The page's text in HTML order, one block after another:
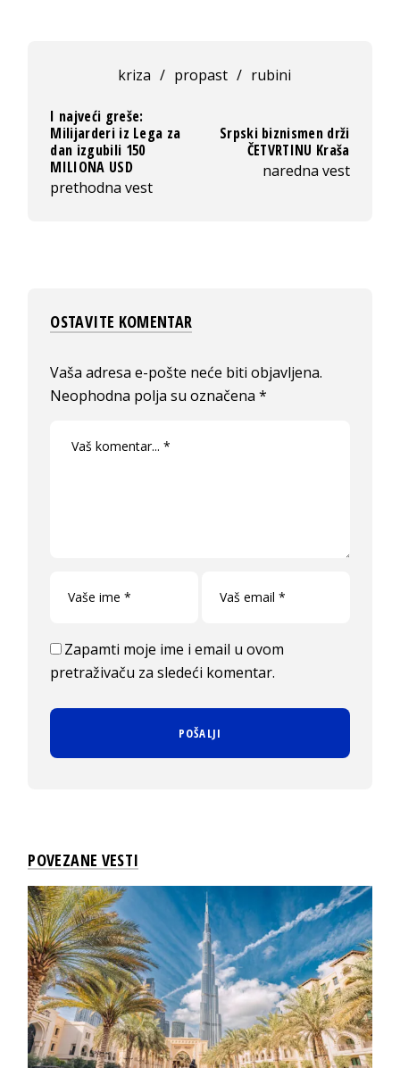
kriza / propast / rubini
I najveći greše:
Milijarderi iz Lega za
dan izgubili 150
MILIONA USD
prethodna vest
Srpski biznismen drži
ČETVRTINU Kraša
naredna vest
OSTAVITE KOMENTAR
Vaša adresa e-pošte neće biti objavljena.
Neophodna polja su označena*
Zapamti moje ime i email u ovom
pretraživaču za sledeći komentar.
POVEZANE VESTI